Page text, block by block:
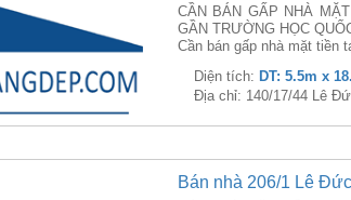
CẦN BÁN GẤP NHÀ
GẦN TRƯỜNG HỌC
Cần bán gấp nhà mặt tiền
Diện tích: DT: 5.5m x
Địa chỉ: 140/17/44 Lê
Bán nhà 206/1 Lê